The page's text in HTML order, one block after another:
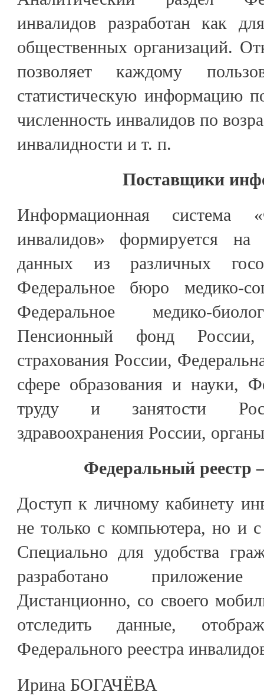
инвалидов разработан как
общественных организаций.
позволяет каждому
статистическую информацию
численность инвалидов по
инвалидности и т. п.
Поставщики
Информационная система
инвалидов» формируется
данных из различных
Федеральное бюро медико-
Федеральное медико-
Пенсионный фонд
страхования России,
сфере образования и науки,
труду и занятости
здравоохранения России,
Федеральный реестр
Доступ к личному кабинету
не только с компьютера, но и
Специально для удобства
разработано
Дистанционно, со своего
отследить данные,
Федерального реестра
Ирина БОГАЧЁВА